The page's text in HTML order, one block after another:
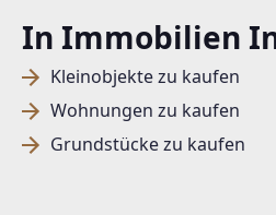
In Immobilien
Kleinobjekte zu kaufen
Wohnungen zu kaufen
Grundstücke zu kaufen